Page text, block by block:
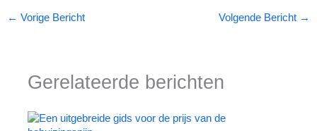
← Vorige Bericht Volgende Bericht →
Gerelateerde berichten